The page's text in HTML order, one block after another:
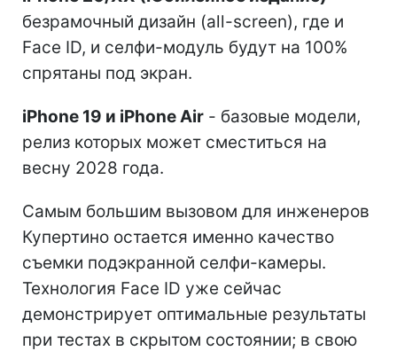
безрамочный дизайн (all-screen), где и
Face ID, и селфи-модуль будут на 100%
спрятаны под экран.
iPhone 19 и iPhone Air - базовые модели,
релиз которых может сместиться на
весну 2028 года.
Самым большим вызовом для инженеров
Купертино остается именно качество
съемки подэкранной селфи-камеры.
Технология Face ID уже сейчас
демонстрирует оптимальные результаты
при тестах в скрытом состоянии; в свою